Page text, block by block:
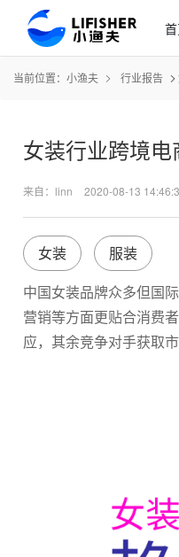
当前位置： 小渔夫 行业报告
女装行业跨境
来自：linn 2020-08-13
女装
服装
中国女装品牌众多但国
营销等方面更贴合消费
应，其余竞争对手获取